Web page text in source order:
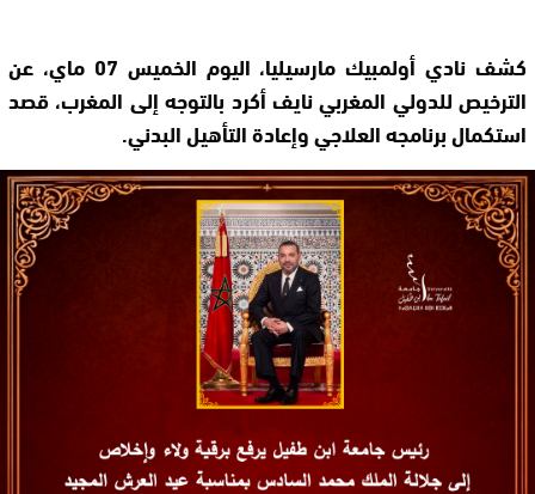
كشف نادي أولمبيك مارسيليا، اليوم الخميس 07 ماي، عن
الترخيص للدولي المغربي نايف أكرد بالتوجه إلى المغرب، قصد
استكمال برنامجه العلاجي وإعادة التأهيل البدني.